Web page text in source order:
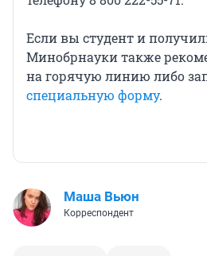
Если вы студент и
Минобрнауки также
на горячую линию либо
специальную форму.
Маша Вьюн
Корреспондент